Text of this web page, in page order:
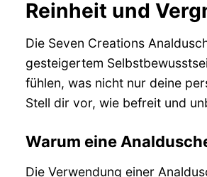
Reinheit und
Die Seven Creations
gesteigertem
fühlen, was nicht nur deine
Stell dir vor, wie befreit und
Warum eine
Die Verwendung einer